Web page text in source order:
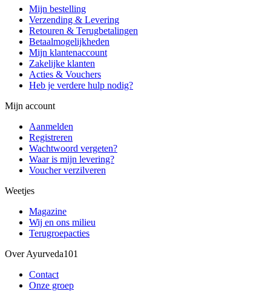
Mijn bestelling
Verzending & Levering
Retouren & Terugbetalingen
Betaalmogelijkheden
Mijn klantenaccount
Zakelijke klanten
Acties & Vouchers
Heb je verdere hulp nodig?
Mijn account
Aanmelden
Registreren
Wachtwoord vergeten?
Waar is mijn levering?
Voucher verzilveren
Weetjes
Magazine
Wij en ons milieu
Terugroepacties
Over Ayurveda101
Contact
Onze groep